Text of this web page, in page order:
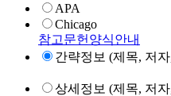
APA
Chicago
참고문헌양식안내
간략정보 (제목, 저
상세정보 (제목, 저